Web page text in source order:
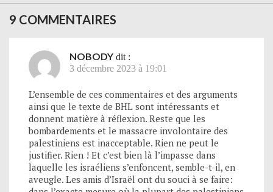
9 COMMENTAIRES
NOBODY dit :
3 décembre 2023 à 19:01
L’ensemble de ces commentaires et des arguments
ainsi que le texte de BHL sont intéressants et
donnent matière à réflexion. Reste que les
bombardements et le massacre involontaire des
palestiniens est inacceptable. Rien ne peut le
justifier. Rien ! Et c’est bien là l’impasse dans
laquelle les israéliens s’enfoncent, semble-t-il, en
aveugle. Les amis d’Israël ont du souci à se faire: